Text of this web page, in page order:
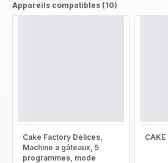
Appareils compatibles (10)
Cake Factory Délices,
Machine à gâteaux, 5
programmes, mode
CAKE